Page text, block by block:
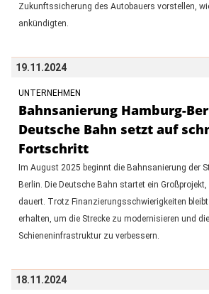
Zukunftssicherung des Autobauers vorstellen,
ankündigten.
19.11.2024
UNTERNEHMEN
Bahnsanierung Hamburg-
Deutsche Bahn setzt auf
Fortschritt
Im August 2025 beginnt die Bahnsanierung der
Berlin. Die Deutsche Bahn startet ein
dauert. Trotz Finanzierungsschwierigkeiten
erhalten, um die Strecke zu modernisieren und die
Schieneninfrastruktur zu verbessern.
18.11.2024